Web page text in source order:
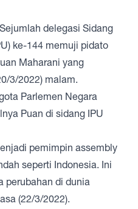
Sejumlah delegasi Sidang
ke-144 memuji pidato
Maharani yang
3/2022) malam.
Parlemen Negara
Puan di sidang IPU
pemimpin assembly
seperti Indonesia. Ini
perubahan di dunia
(22/3/2022).